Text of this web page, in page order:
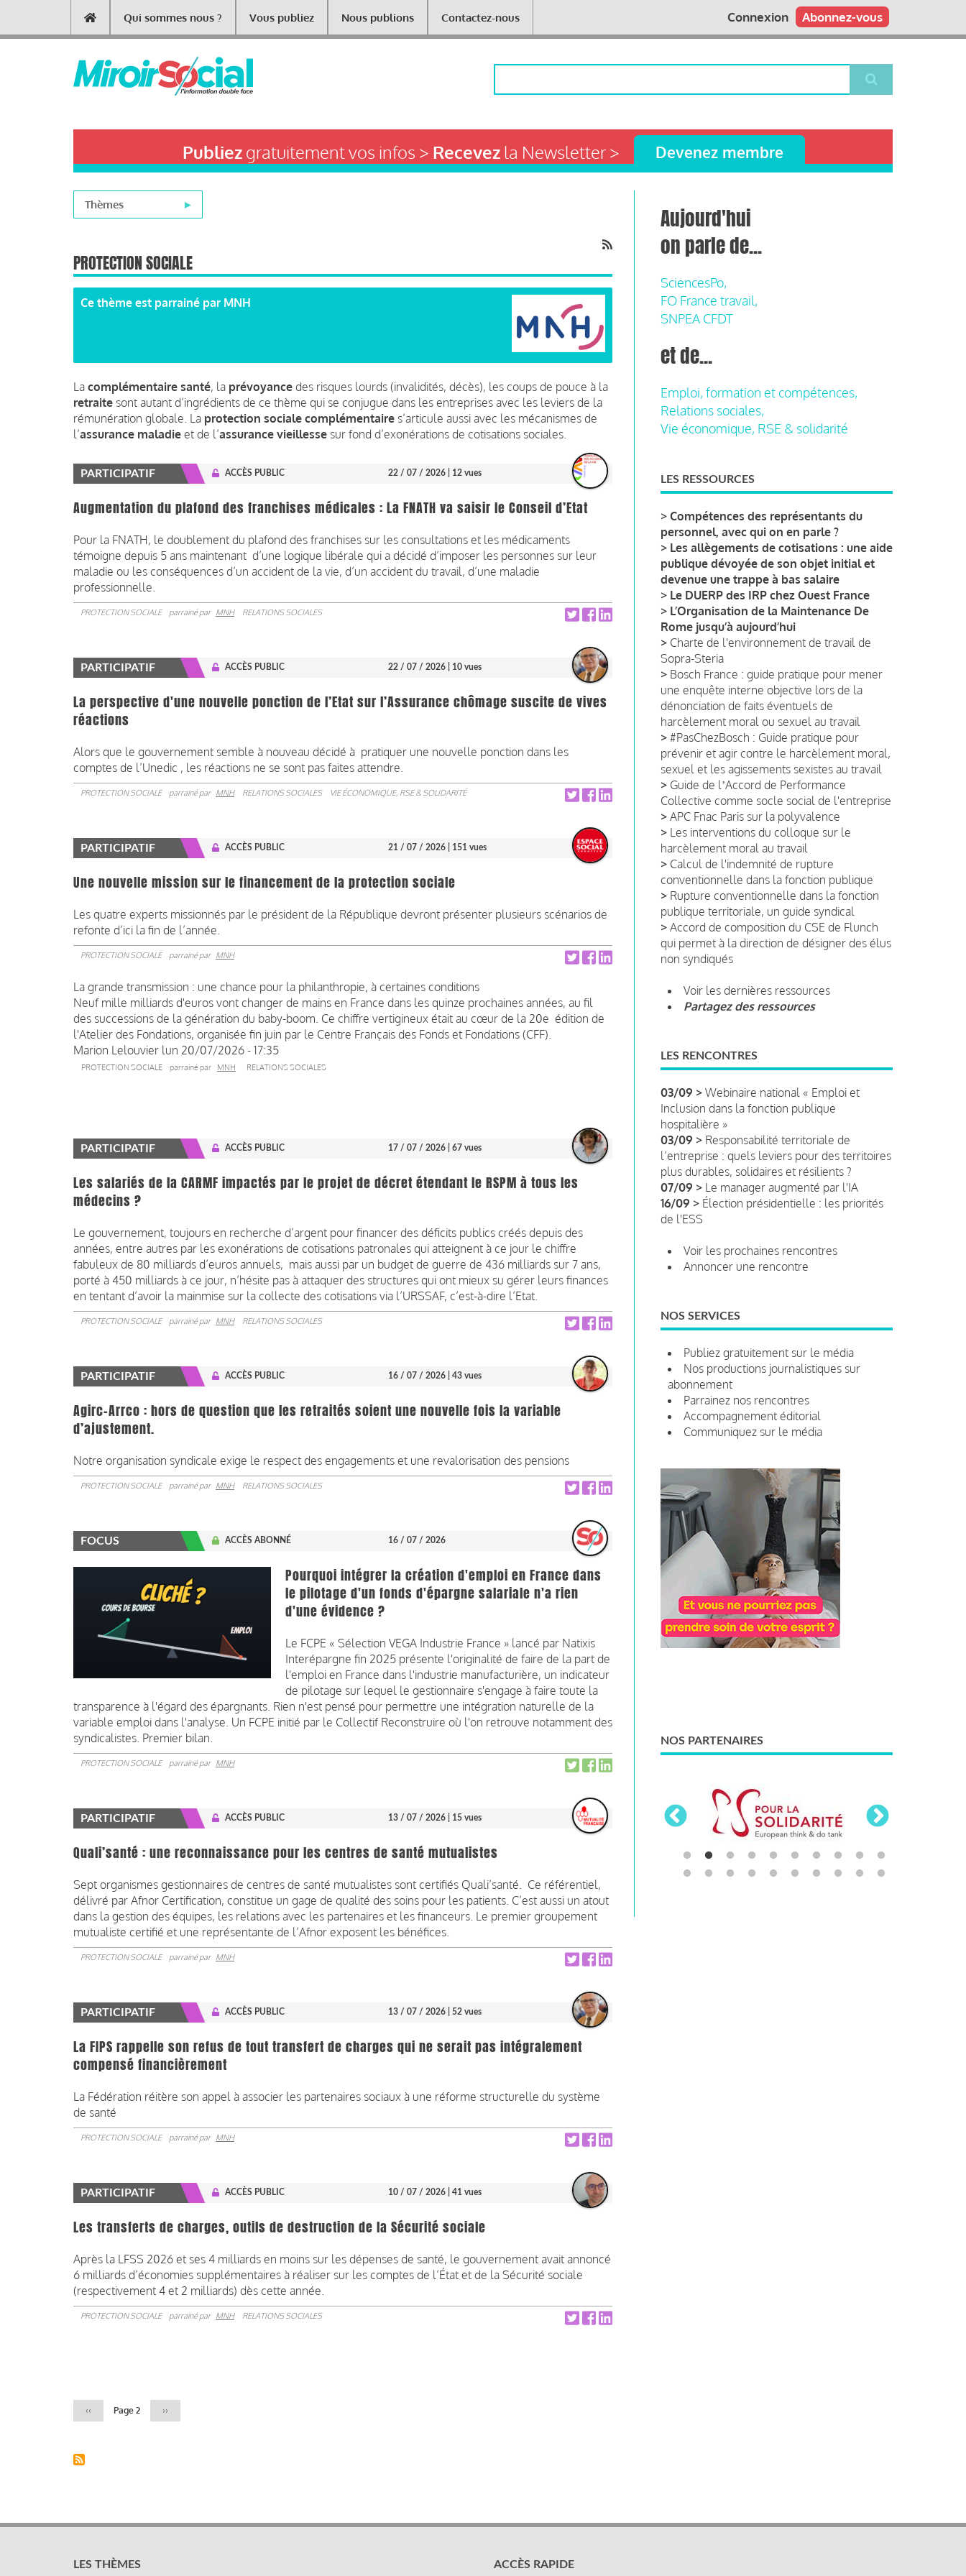
contenu
Main
navigation
Qui sommes nous ? Vous publiez Nous publions Contactez-nous Abonnez-vous
Connexion
Publiezgratuitement vos infos > Recevezla Newsletter > Devenez membre
Thèmes
PROTECTION SOCIALE
Ce thème est parrainé par MNH
La complémentaire santé, la prévoyance des risques lourds (invalidités, décès), les coups de pouce à la
retraite sont autant d’ingrédients de ce thème qui se conjugue dans les entreprises avec les leviers de la
rémunération globale. La protection sociale complémentaire s’articule aussi avec les mécanismes de
l’assurance maladie et de l’assurance vieillesse sur fond d’exonérations de cotisations sociales.
PARTICIPATIF ACCÈS PUBLIC 22 / 07 / 2026 | 12 vues
Augmentation du plafond des franchises médicales : La FNATH va saisir le Conseil d’Etat
Pour la FNATH, le doublement du plafond des franchises sur les consultations et les médicaments
témoigne depuis 5 ans maintenant d’une logique libérale qui a décidé d’imposer les personnes sur leur
maladie ou les conséquences d’un accident de la vie, d’un accident du travail, d’une maladie
professionnelle.
PROTECTION SOCIALE parrainé par MNH RELATIONS SOCIALES
PARTICIPATIF ACCÈS PUBLIC 22 / 07 / 2026 | 10 vues
La perspective d'une nouvelle ponction de l’Etat sur l’Assurance chômage suscite de vives
réactions
Alors que le gouvernement semble à nouveau décidé à pratiquer une nouvelle ponction dans les
comptes de l’Unedic , les réactions ne se sont pas faites attendre.
PROTECTION SOCIALE parrainé par MNH RELATIONS SOCIALES VIE ÉCONOMIQUE, RSE & SOLIDARITÉ
PARTICIPATIF ACCÈS PUBLIC 21 / 07 / 2026 | 151 vues
Une nouvelle mission sur le financement de la protection sociale
Les quatre experts missionnés par le président de la République devront présenter plusieurs scénarios de
refonte d’ici la fin de l’année.
PROTECTION SOCIALE parrainé par MNH
La grande transmission : une chance pour la philanthropie, à certaines conditions
Neuf mille milliards d'euros vont changer de mains en France dans les quinze prochaines années, au fil
des successions de la génération du baby-boom. Ce chiffre vertigineux était au cœur de la 20e édition de
l'Atelier des Fondations, organisée fin juin par le Centre Français des Fonds et Fondations (CFF).
Marion Lelouvier lun 20/07/2026 - 17:35
PROTECTION SOCIALE parrainé par MNH RELATIONS SOCIALES
PARTICIPATIF ACCÈS PUBLIC 17 / 07 / 2026 | 67 vues
Les salariés de la CARMF impactés par le projet de décret étendant le RSPM à tous les
médecins ?
Le gouvernement, toujours en recherche d’argent pour financer des déficits publics créés depuis des
années, entre autres par les exonérations de cotisations patronales qui atteignent à ce jour le chiffre
fabuleux de 80 milliards d’euros annuels, mais aussi par un budget de guerre de 436 milliards sur 7 ans,
porté à 450 milliards à ce jour, n’hésite pas à attaquer des structures qui ont mieux su gérer leurs finances
en tentant d’avoir la mainmise sur la collecte des cotisations via l’URSSAF, c’est-à-dire l’Etat.
PROTECTION SOCIALE parrainé par MNH RELATIONS SOCIALES
PARTICIPATIF ACCÈS PUBLIC 16 / 07 / 2026 | 43 vues
Agirc-Arrco : hors de question que les retraités soient une nouvelle fois la variable
d’ajustement.
Notre organisation syndicale exige le respect des engagements et une revalorisation des pensions
PROTECTION SOCIALE parrainé par MNH RELATIONS SOCIALES
FOCUS ACCÈS ABONNÉ 16 / 07 / 2026
Pourquoi intégrer la création d'emploi en France dans
le pilotage d'un fonds d'épargne salariale n'a rien
d'une évidence ?
Le FCPE « Sélection VEGA Industrie France » lancé par Natixis
Interépargne fin 2025 présente l'originalité de faire de la part de
l'emploi en France dans l'industrie manufacturière, un indicateur
de pilotage sur lequel le gestionnaire s'engage à faire toute la
transparence à l'égard des épargnants. Rien n'est pensé pour permettre une intégration naturelle de la
variable emploi dans l'analyse. Un FCPE initié par le Collectif Reconstruire où l'on retrouve notamment des
syndicalistes. Premier bilan.
PROTECTION SOCIALE parrainé par MNH
PARTICIPATIF ACCÈS PUBLIC 13 / 07 / 2026 | 15 vues
Quali’santé : une reconnaissance pour les centres de santé mutualistes
Sept organismes gestionnaires de centres de santé mutualistes sont certifiés Quali’santé. Ce référentiel,
délivré par Afnor Certification, constitue un gage de qualité des soins pour les patients. C’est aussi un atout
dans la gestion des équipes, les relations avec les partenaires et les financeurs. Le premier groupement
mutualiste certifié et une représentante de l’Afnor exposent les bénéfices.
PROTECTION SOCIALE parrainé par MNH
PARTICIPATIF ACCÈS PUBLIC 13 / 07 / 2026 | 52 vues
La FIPS rappelle son refus de tout transfert de charges qui ne serait pas intégralement
compensé financièrement
La Fédération réitère son appel à associer les partenaires sociaux à une réforme structurelle du système
de santé
PROTECTION SOCIALE parrainé par MNH
PARTICIPATIF ACCÈS PUBLIC 10 / 07 / 2026 | 41 vues
Les transferts de charges, outils de destruction de la Sécurité sociale
Après la LFSS 2026 et ses 4 milliards en moins sur les dépenses de santé, le gouvernement avait annoncé
6 milliards d’économies supplémentaires à réaliser sur les comptes de l’État et de la Sécurité sociale
(respectivement 4 et 2 milliards) dès cette année.
PROTECTION SOCIALE parrainé par MNH RELATIONS SOCIALES
Page
précédente
‹‹ Page 2
Page
suivante
››
Aujourd'hui
on parle de...
SciencesPo,
FO France travail,
SNPEA CFDT
et de...
Emploi, formation et compétences,
Relations sociales,
Vie économique, RSE & solidarité
LES RESSOURCES
> Compétences des représentants du
personnel, avec qui on en parle ?
> Les allègements de cotisations : une aide
publique dévoyée de son objet initial et
devenue une trappe à bas salaire
> Le DUERP des IRP chez Ouest France
> L’Organisation de la Maintenance De
Rome jusqu’à aujourd’hui
> Charte de l'environnement de travail de
Sopra-Steria
> Bosch France : guide pratique pour mener
une enquête interne objective lors de la
dénonciation de faits éventuels de
harcèlement moral ou sexuel au travail
> #PasChezBosch : Guide pratique pour
prévenir et agir contre le harcèlement moral,
sexuel et les agissements sexistes au travail
> Guide de lʼAccord de Performance
Collective comme socle social de l'entreprise
> APC Fnac Paris sur la polyvalence
> Les interventions du colloque sur le
harcèlement moral au travail
> Calcul de l'indemnité de rupture
conventionnelle dans la fonction publique
> Rupture conventionnelle dans la fonction
publique territoriale, un guide syndical
> Accord de composition du CSE de Flunch
qui permet à la direction de désigner des élus
non syndiqués
Voir les dernières ressources
Partagez des ressources
LES RENCONTRES
03/09 > Webinaire national « Emploi et
Inclusion dans la fonction publique
hospitalière »
03/09 > Responsabilité territoriale de
l’entreprise : quels leviers pour des territoires
plus durables, solidaires et résilients ?
07/09 > Le manager augmenté par l'IA
16/09 > Élection présidentielle : les priorités
de l'ESS
Voir les prochaines rencontres
Annoncer une rencontre
NOS SERVICES
Publiez gratuitement sur le média
Nos productions journalistiques sur
abonnement
Parrainez nos rencontres
Accompagnement éditorial
Communiquez sur le média
NOS PARTENAIRES
LES THÈMES ACCÈS RAPIDE